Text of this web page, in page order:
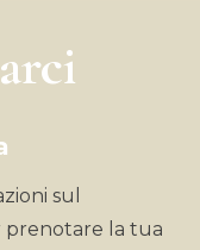
sul
prenotare la tua